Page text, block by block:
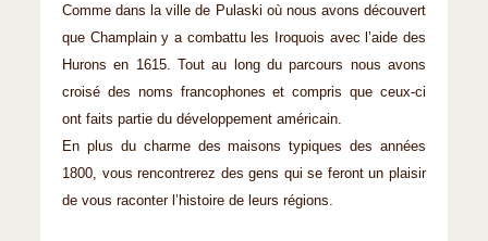
Comme dans la ville de Pulaski où nous avons découvert
que Champlain y a combattu les Iroquois avec l’aide des
Hurons en 1615. Tout au long du parcours nous avons
croisé des noms francophones et compris que ceux-ci
ont faits partie du développement américain.
En plus du charme des maisons typiques des années
1800, vous rencontrerez des gens qui se feront un plaisir
de vous raconter l’histoire de leurs régions.